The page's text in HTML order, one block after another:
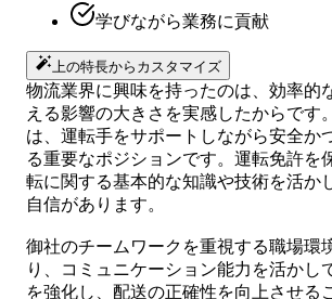
学びながら業務に貢献
上の特長からカスタマイズ
物流業界に興味を持ったのは、効率的
える影響の大きさを実感したからです
は、運転手をサポートしながら安全か
る重要なポジションです。運転免許を
転に関する基本的な知識や技術を活か
自信があります。
御社のチームワークを重視する職場環
り、コミュニケーション能力を活かし
を強化し、配送の正確性を向上させる